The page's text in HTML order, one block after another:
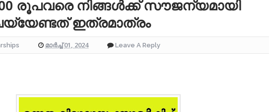
രൂപവരെ നിങ്ങള്‍ക്ക് സൗജന്യമായി
ഇത്രമാത്രം
മാർച്ച് 01, 2024 Leave A Reply